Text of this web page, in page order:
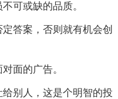
可或缺的品质。
答案，否则就有机会创
面的广告。
别人，这是个明智的投